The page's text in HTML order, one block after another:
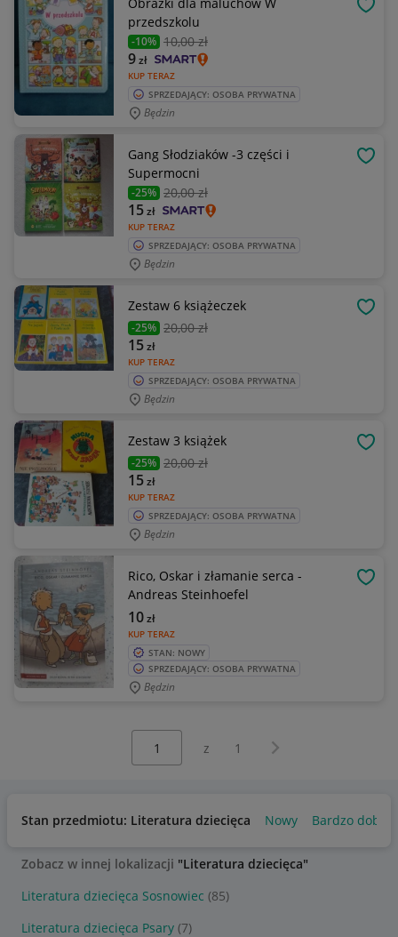
przedszkolu
-10% 10,00 zł
KUP TERAZ
9zł
SPRZEDAJĄCY: OSOBA PRYWATNA
Będzin
Gang Słodziaków -3 części i
Supermocni
-25% 20,00 zł
KUP TERAZ
15zł
SPRZEDAJĄCY: OSOBA PRYWATNA
Będzin
Zestaw 6 książeczek
-25% 20,00 zł
KUP TERAZ
15zł
SPRZEDAJĄCY: OSOBA PRYWATNA
Będzin
Zestaw 3 książek
-25% 20,00 zł
KUP TERAZ
15zł
SPRZEDAJĄCY: OSOBA PRYWATNA
Będzin
Rico, Oskar i złamanie serca -
Andreas Steinhoefel
KUP TERAZ
10zł
STAN: NOWY
SPRZEDAJĄCY: OSOBA PRYWATNA
Będzin
z 1 Następna strona
Stan przedmiotu: Literatura dziecięca Nowy Bardzo dobry
Zobacz w innej lokalizacji "Literatura dziecięca"
Literatura dziecięca Sosnowiec (85)
Literatura dziecięca Psary (7)